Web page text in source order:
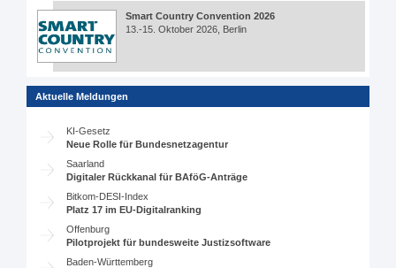
Smart Country Convention 2026
13.-15. Oktober 2026, Berlin
Aktuelle Meldungen
KI-Gesetz
Neue Rolle für Bundesnetzagentur
Saarland
Digitaler Rückkanal für BAföG-Anträge
Bitkom-DESI-Index
Platz 17 im EU-Digitalranking
Offenburg
Pilotprojekt für bundesweite Justizsoftware
Baden-Württemberg